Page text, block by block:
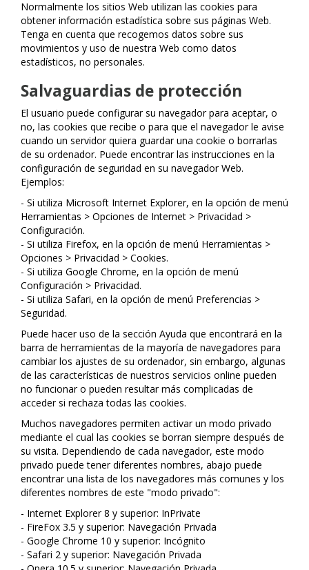
Normalmente los sitios Web utilizan las cookies para
obtener información estadística sobre sus páginas Web.
Tenga en cuenta que recogemos datos sobre sus
movimientos y uso de nuestra Web como datos
estadísticos, no personales.
Salvaguardias de protección
El usuario puede configurar su navegador para aceptar, o
no, las cookies que recibe o para que el navegador le avise
cuando un servidor quiera guardar una cookie o borrarlas
de su ordenador. Puede encontrar las instrucciones en la
configuración de seguridad en su navegador Web.
Ejemplos:
- Si utiliza Microsoft Internet Explorer, en la opción de menú
Herramientas > Opciones de Internet > Privacidad >
Configuración.
- Si utiliza Firefox, en la opción de menú Herramientas >
Opciones > Privacidad > Cookies.
- Si utiliza Google Chrome, en la opción de menú
Configuración > Privacidad.
- Si utiliza Safari, en la opción de menú Preferencias >
Seguridad.
Puede hacer uso de la sección Ayuda que encontrará en la
barra de herramientas de la mayoría de navegadores para
cambiar los ajustes de su ordenador, sin embargo, algunas
de las características de nuestros servicios online pueden
no funcionar o pueden resultar más complicadas de
acceder si rechaza todas las cookies.
Muchos navegadores permiten activar un modo privado
mediante el cual las cookies se borran siempre después de
su visita. Dependiendo de cada navegador, este modo
privado puede tener diferentes nombres, abajo puede
encontrar una lista de los navegadores más comunes y los
diferentes nombres de este "modo privado":
- Internet Explorer 8 y superior: InPrivate
- FireFox 3.5 y superior: Navegación Privada
- Google Chrome 10 y superior: Incógnito
- Safari 2 y superior: Navegación Privada